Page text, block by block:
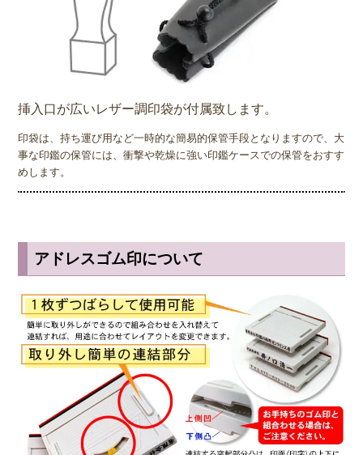
挿入口が広いレザー調印袋が付属致します。
印袋は、持ち運び用など一時的な簡易的保管手段となりますので、大
事な印鑑の保管には、衝撃や乾燥に強い印鑑ケースでの保管をおすす
めします。
アドレスゴム印について